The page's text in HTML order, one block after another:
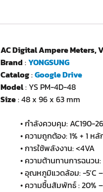
AC Digital Ampere Meters,
Brand :YONGSUNG
Catalog:Google Drive
Model: YS PM-4D-48
Size: 48 x 96 x 63 mm
• กำลังควบคุม: AC190-
• ความถูกต้อง: 1% + 1 หลั
• การใช้พลังงาน: <4VA
• ความต้านทานการฉนวน
• อุณหภูมิแวดล้อม: -5’C –
• ความชื้นสัมพัทธ์ : 20%